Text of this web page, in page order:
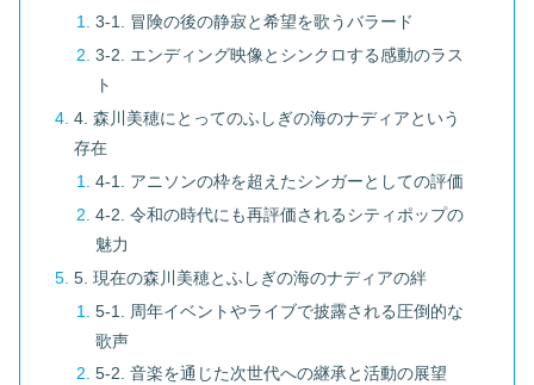
3-1. 冒険の後の静寂と希望を歌うバラード
3-2. エンディング映像とシンクロする感動のラス
ト
4. 森川美穂にとってのふしぎの海のナディアという
存在
4-1. アニソンの枠を超えたシンガーとしての評価
4-2. 令和の時代にも再評価されるシティポップの
魅力
5. 現在の森川美穂とふしぎの海のナディアの絆
5-1. 周年イベントやライブで披露される圧倒的な
歌声
5-2. 音楽を通じた次世代への継承と活動の展望